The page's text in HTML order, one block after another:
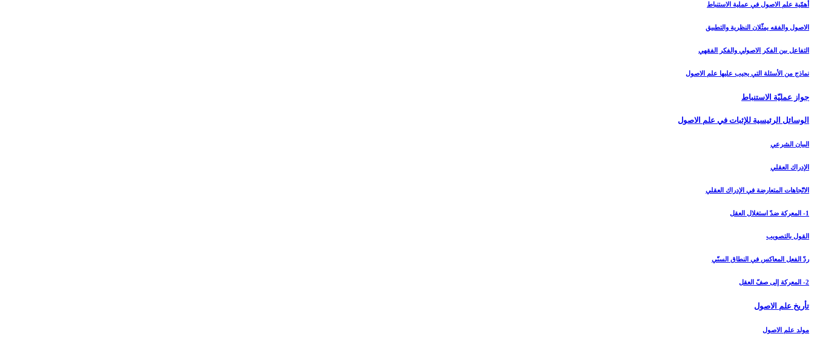
أهمّية علم الاصول في عملية الاستنباط
الاصول والفقه يمثّلان النظرية والتطبيق
التفاعل بين الفكر الاصولي والفكر الفقهي
نماذج من الأسئلة التي يجيب عليها علم الاصول
جواز عمليّة الاستنباط
الوسائل الرئيسية للإثبات في علم الاصول
البيان الشرعي‏
الإدراك العقلي‏
الاتّجاهات المتعارضة في الإدراك العقلي
1- المعركة ضدّ استغلال العقل
القول بالتصويب
ردّ الفعل المعاكس في النطاق السنّي
2- المعركة إلى صفّ العقل
تأريخ علم الاصول‏
مولد علم الاصول